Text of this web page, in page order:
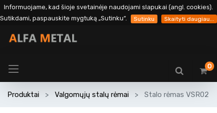
Informuojame, kad šioje svetainėje naudojami slapukai (angl. cookies).
Sutikdami, paspauskite mygtuką „Sutinku“.
Sutinku Skaityti daugiau...
0
Produktai Valgomųjų stalų rėmai Stalo rėmas VSR02